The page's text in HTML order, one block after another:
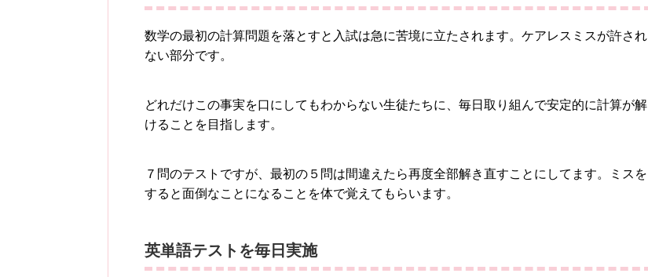
数学の最初の計算問題を落とすと入試は急に苦境に立たされます。ケアレスミスが許され
ない部分です。
どれだけこの事実を口にしてもわからない生徒たちに、毎日取り組んで安定的に計算が解
けることを目指します。
７問のテストですが、最初の５問は間違えたら再度全部解き直すことにしてます。ミスを
すると面倒なことになることを体で覚えてもらいます。
英単語テストを毎日実施